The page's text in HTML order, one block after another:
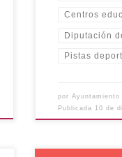
Centros
Diputación
Pistas
porAyuntamiento
Publicada 10 de